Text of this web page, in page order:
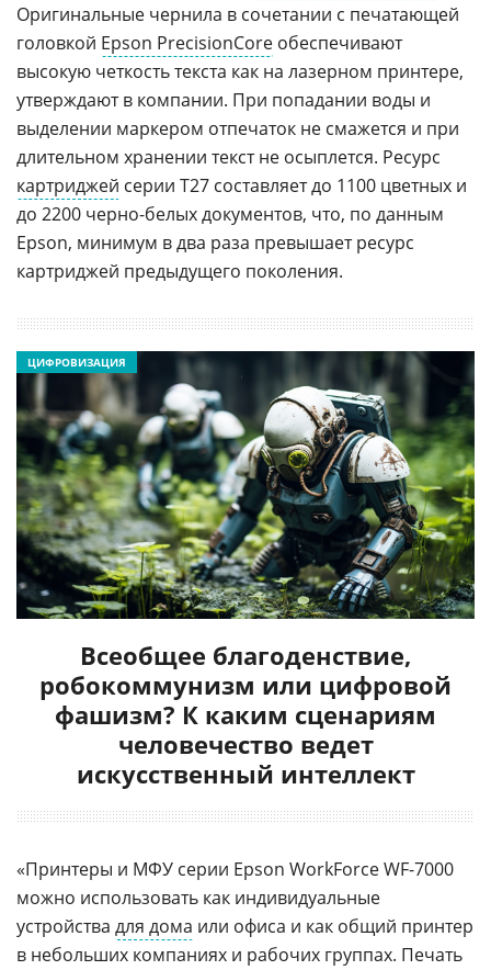
Оригинальные чернила в сочетании с печатающей
головкой Epson PrecisionCore обеспечивают
высокую четкость текста как на лазерном принтере,
утверждают в компании. При попадании воды и
выделении маркером отпечаток не смажется и при
длительном хранении текст не осыплется. Ресурс
картриджей серии Т27 составляет до 1100 цветных и
до 2200 черно-белых документов, что, по данным
Epson, минимум в два раза превышает ресурс
картриджей предыдущего поколения.
Всеобщее благоденствие,
робокоммунизм или цифровой
фашизм? К каким сценариям
человечество ведет
искусственный интеллект
ЦИФРОВИЗАЦИЯ
«Принтеры и МФУ серии Epson WorkForce WF-7000
можно использовать как индивидуальные
устройства для дома или офиса и как общий принтер
в небольших компаниях и рабочих группах. Печать